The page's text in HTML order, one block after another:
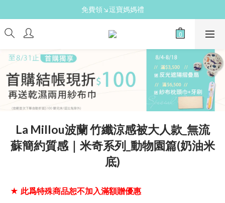
新手爸媽必備↘育兒懶人包
免費領↘逗寶媽媽禮
La Millou波蘭 竹纖涼感被大人款_無流
蘇簡約質感｜米奇系列_動物園篇(奶油米
底)
★ 此爲特殊商品恕不加入滿額贈優惠